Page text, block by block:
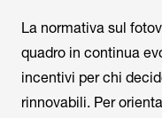
La normativa sul
quadro in continua
incentivi per chi
rinnovabili. Per